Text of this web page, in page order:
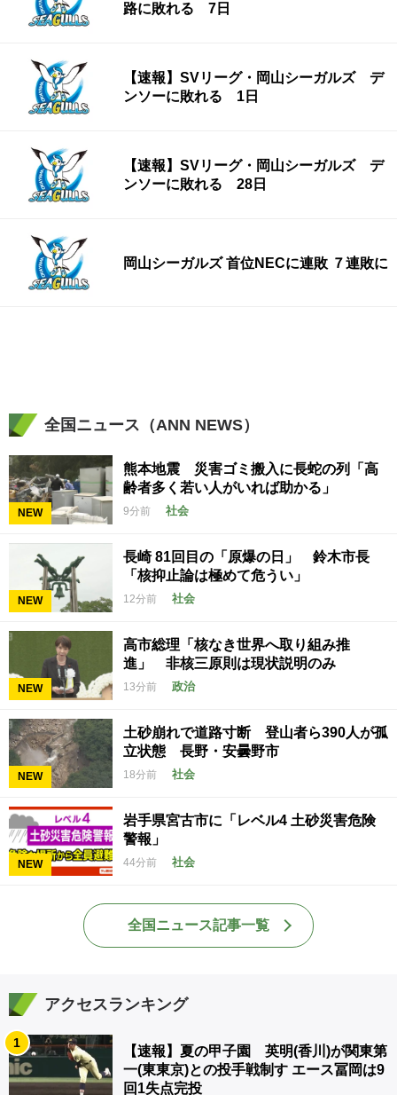
路に敗れる 7日
【速報】SVリーグ・岡山シーガルズ デ
ンソーに敗れる 1日
【速報】SVリーグ・岡山シーガルズ デ
ンソーに敗れる 28日
岡山シーガルズ 首位NECに連敗 ７連敗に
全国ニュース（ANN NEWS）
NEW
熊本地震 災害ゴミ搬入に長蛇の列「高
齢者多く若い人がいれば助かる」
9分前 社会
NEW
長崎 81回目の「原爆の日」 鈴木市長
「核抑止論は極めて危うい」
12分前 社会
NEW
高市総理「核なき世界へ取り組み推
進」 非核三原則は現状説明のみ
13分前 政治
NEW
土砂崩れで道路寸断 登山者ら390人が孤
立状態 長野・安曇野市
18分前 社会
NEW
岩手県宮古市に「レベル4 土砂災害危険
警報」
44分前 社会
全国ニュース記事一覧
アクセスランキング
1
【速報】夏の甲子園 英明(香川)が関東第
一(東東京)との投手戦制す エース冨岡は9
回1失点完投